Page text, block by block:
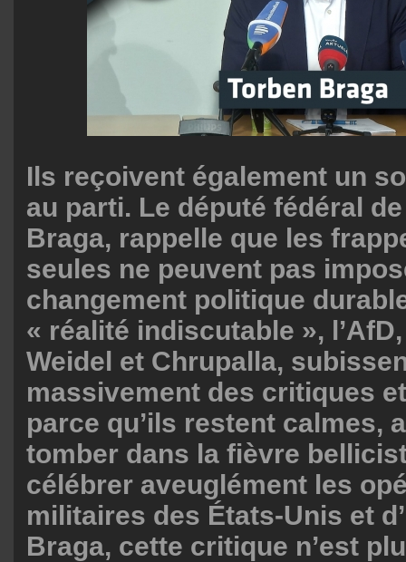
Ils reçoivent également un
au parti. Le député fédéral de
Braga, rappelle que les
seules ne peuvent pas
changement politique
« réalité indiscutable »,
Weidel et Chrupalla,
massivement des critiques
parce qu’ils restent calmes,
tomber dans la fièvre
célébrer aveuglément les
militaires des États-Unis et
Braga, cette critique n’est